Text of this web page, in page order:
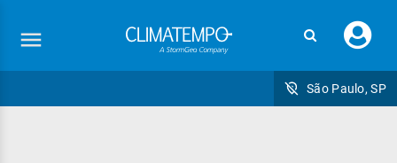
seu
São Paulo, SP